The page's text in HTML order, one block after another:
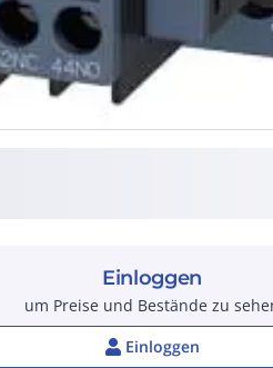
Einloggen
um Preise und Bestände zu
Einloggen